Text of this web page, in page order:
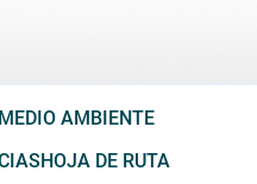
MEDIO AMBIENTE
HOJA DE RUTA